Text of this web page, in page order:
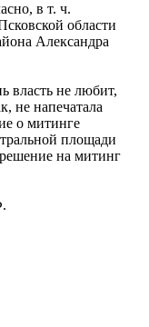
в т. ч.
области
Александра
власть не любит,
не напечатала
о митинге
площади
на митинг